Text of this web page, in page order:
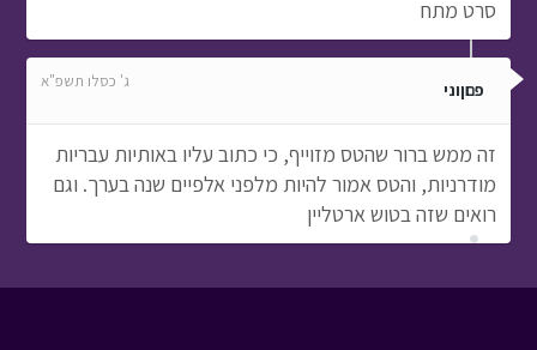
סרט מתח
פםןוני ג' כסלו תשפ"א
זה ממש ברור שהטס מזוייף, כי כתוב עליו באותיות עבריות
מודרניות, והטס אמור להיות מלפני אלפיים שנה בערך. וגם
רואים שזה בטוש ארטליין